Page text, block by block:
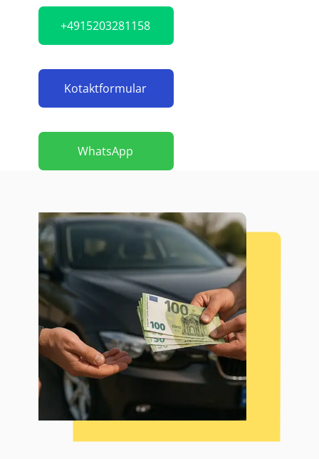
+4915203281158
Kotaktformular
WhatsApp